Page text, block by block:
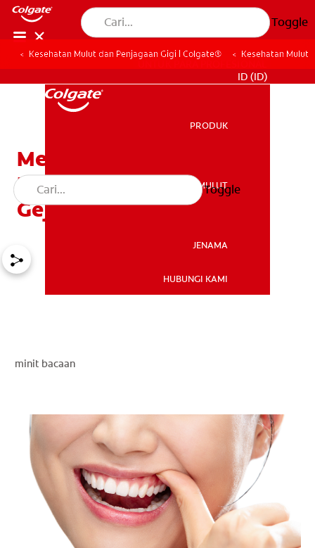
Toggle
ID (ID)
ID (ID)
PRODUK
KESEHATAN MULUT
JENAMA
HUBUNGI KAMI
Toggle
Kesehatan Mulut dan Penjagaan Gigi | Colgate® Kesehatan Mulut
Memahami Penyakit
Periodontal: Penyebab,
Gejala, dan Perawatan
minit bacaan